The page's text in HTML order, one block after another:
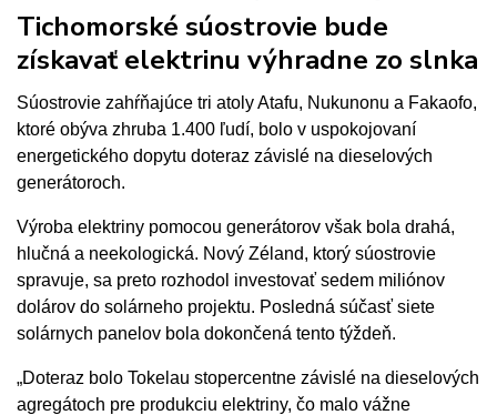
Tichomorské súostrovie bude
získavať elektrinu výhradne zo slnka
Súostrovie zahŕňajúce tri atoly Atafu, Nukunonu a Fakaofo,
ktoré obýva zhruba 1.400 ľudí, bolo v uspokojovaní
energetického dopytu doteraz závislé na dieselových
generátoroch.
Výroba elektriny pomocou generátorov však bola drahá,
hlučná a neekologická. Nový Zéland, ktorý súostrovie
spravuje, sa preto rozhodol investovať sedem miliónov
dolárov do solárneho projektu. Posledná súčasť siete
solárnych panelov bola dokončená tento týždeň.
„Doteraz bolo Tokelau stopercentne závislé na dieselových
agregátoch pre produkciu elektriny, čo malo vážne